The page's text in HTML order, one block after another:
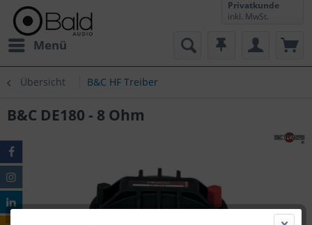
Menü
Privatkunde
inkl. MwSt.
Übersicht B&C HF Treiber
B&C DE180 - 8 Ohm